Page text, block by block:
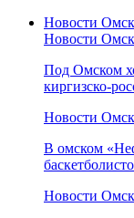
Новости
Новости
Под Омском
киргизско-
Новости
В омском
Новости